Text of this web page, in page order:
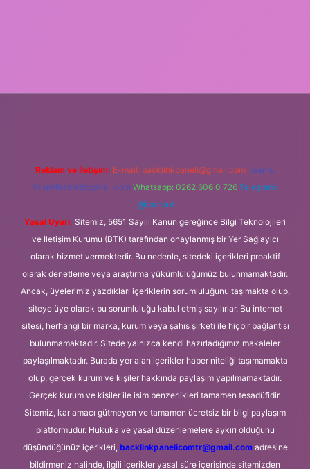
Reklam ve İletişim: E-mail: backlinkpaneli@gmail.com Teams:
forumhizmeti@gmail.com Whatsapp: 0262 606 0 726 Telegram:
@karabul
Yasal Uyarı: Sitemiz, 5651 Sayılı Kanun gereğince Bilgi Teknolojileri
ve İletişim Kurumu (BTK) tarafından onaylanmış bir Yer Sağlayıcı
olarak hizmet vermektedir. Bu nedenle, sitedeki içerikleri proaktif
olarak denetleme veya araştırma yükümlülüğümüz bulunmamaktadır.
Ancak, üyelerimiz yazdıkları içeriklerin sorumluluğunu taşımakta olup,
siteye üye olarak bu sorumluluğu kabul etmiş sayılırlar. Bu internet
sitesi, herhangi bir marka, kurum veya şahıs şirketi ile hiçbir bağlantısı
bulunmamaktadır. Sitede yalnızca kendi hazırladığımız makaleler
paylaşılmaktadır. Burada yer alan içerikler haber niteliği taşımamakta
olup, gerçek kurum ve kişiler hakkında paylaşım yapılmamaktadır.
Gerçek kurum ve kişiler ile isim benzerlikleri tamamen tesadüfidir.
Sitemiz, kar amacı gütmeyen ve tamamen ücretsiz bir bilgi paylaşım
platformudur. Hukuka ve yasal düzenlemelere aykırı olduğunu
düşündüğünüz içerikleri, backlinkpanelicomtr@gmail.comadresine
bildirmeniz halinde, ilgili içerikler yasal süre içerisinde sitemizden